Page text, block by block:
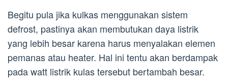
Begitu pula jika kulkas menggunakan sistem
defrost, pastinya akan membutukan daya listrik
yang lebih besar karena harus menyalakan elemen
pemanas atau heater. Hal ini tentu akan berdampak
pada watt listrik kulas tersebut bertambah besar.